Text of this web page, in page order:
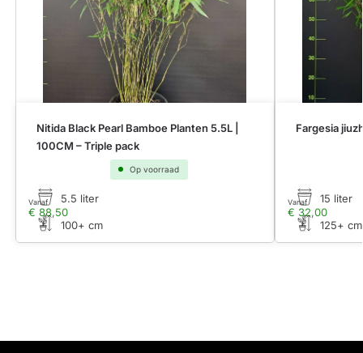
Nitida Black Pearl Bamboe Planten 5.5L |
100CM – Triple pack
Op voorraad
€ 88,50
Vanaf 5.5 liter
100+ cm
Fargesia
€ 32,00
Vanaf 15 liter
125+ cm